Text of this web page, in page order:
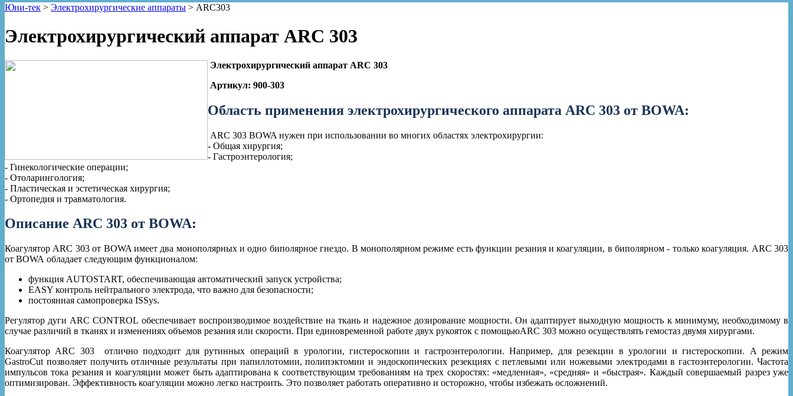
Юни-тек > Электрохирургические аппараты > ARC303
Электрохирургический аппарат ARC 303
Электрохирургический аппарат ARC 303
Артикул: 900-303
Область применения электрохирургического аппарата ARC 303 от BOWA:
ARC 303 BOWA нужен при использовании во многих областях электрохирургии:
- Общая хирургия;
- Гастроэнтерология;
- Гинекологические операции;
- Отоларингология;
- Пластическая и эстетическая хирургия;
- Ортопедия и травматология.
Описание ARC 303 от BOWA:
Коагулятор ARC 303 от BOWA имеет два монополярных и одно биполярное гнездо. В монополярном режиме есть функции резания и коагуляции, в биполярном - только коагуляция. ARC 303
от BOWA обладает следующим функционалом:
функция AUTOSTART, обеспечивающая автоматический запуск устройства;
EASY контроль нейтрального электрода, что важно для безопасности;
постоянная самопроверка ISSys.
Регулятор дуги ARC CONTROL обеспечивает воспроизводимое воздействие на ткань и надежное дозирование мощности. Он адаптирует выходную мощность к минимуму, необходимому в
случае различий в тканях и изменениях объемов резания или скорости. При единовременной работе двух рукояток с помощьюARC 303 можно осуществлять гемостаз двумя хирургами.
Коагулятор ARC 303 отлично подходит для рутинных операций в урологии, гистероскопии и гастроэнтерологии. Например, для резекции в урологии и гистероскопии. А режим
GastroCut позволяет получить отличные результаты при папиллотомии, полипэктомии и эндоскопических резекциях с петлевыми или ножевыми электродами в гастоэнтерологии. Частота
импульсов тока резания и коагуляции может быть адаптирована к соответствующим требованиям на трех скоростях: «медленная», «средняя» и «быстрая». Каждый совершаемый разрез уже
оптимизирован. Эффективность коагуляции можно легко настроить. Это позволяет работать оперативно и осторожно, чтобы избежать осложнений.